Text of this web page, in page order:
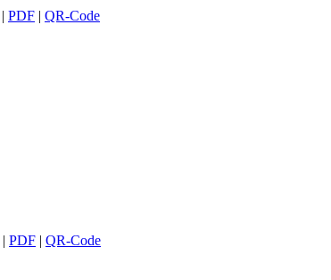
| PDF | QR-Code
| PDF | QR-Code